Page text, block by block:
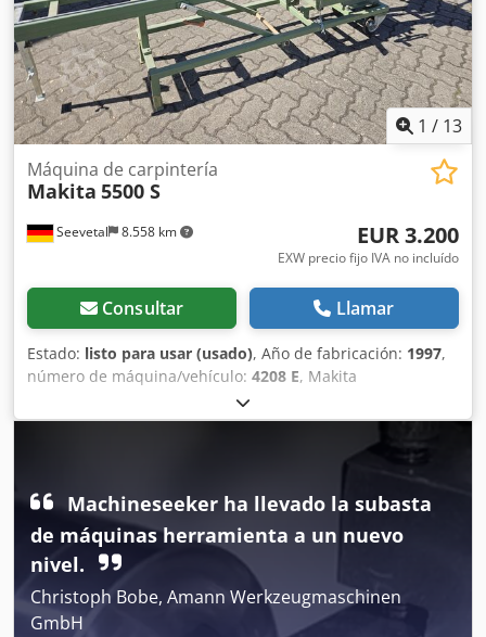
Interruptor de protección del motor con disparo por falta
de tensión Interruptor principal bloqueable Freno de
motor automático Tope auxiliar orientable Visible en
ARDENAS
1 / 13
Seevetal 8.558 km
Máquina de carpintería
Makita 5500 S
EUR 3.200
EXW precio fijo IVA no incluído
Consultar Llamar
Estado: listo para usar (usado), Año de fabricación: 1997,
número de máquina/vehículo: 4208 E, Makita
ensambladora de carpintería modelo 5500 S. Motor 1.420
W, 230 voltios, 50 Hz. Velocidad de la hoja para cortes
longitudinales: 1.650 rpm, velocidad de la hoja para cortes
transversales: 2.200 rpm. Completa con mesa de sierra y
de trabajo R.Beck "Vario". Longitud máxima de pieza de
trabajo: 3.100 mm. Inclinación ajustable de 0 a 45°. Venta
en el estado actual en la ubicación de Seevetal, sin
transporte, sujeta a venta previa. Dedpfx Ajy Id Sgjhyokr
Machineseeker ha llevado la subasta
de máquinas herramienta a un nuevo
nivel.
Christoph Bobe, Amann Werkzeugmaschinen
GmbH